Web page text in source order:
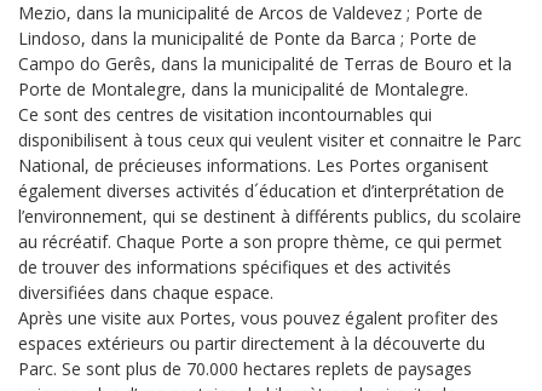
Mezio, dans la municipalité de Arcos de Valdevez ; Porte de
Lindoso, dans la municipalité de Ponte da Barca ; Porte de
Campo do Gerês, dans la municipalité de Terras de Bouro et la
Porte de Montalegre, dans la municipalité de Montalegre.
Ce sont des centres de visitation incontournables qui
disponibilisent à tous ceux qui veulent visiter et connaitre le Parc
National, de précieuses informations. Les Portes organisent
également diverses activités d´éducation et d’interprétation de
l’environnement, qui se destinent à différents publics, du scolaire
au récréatif. Chaque Porte a son propre thème, ce qui permet
de trouver des informations spécifiques et des activités
diversifiées dans chaque espace.
Après une visite aux Portes, vous pouvez égalent profiter des
espaces extérieurs ou partir directement à la découverte du
Parc. Se sont plus de 70.000 hectares replets de paysages